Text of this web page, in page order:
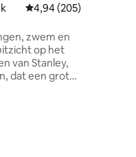
116 recensies
Gemiddelde
4,94 (205)
zwem en
op het
dat een grote
minuten
die wel